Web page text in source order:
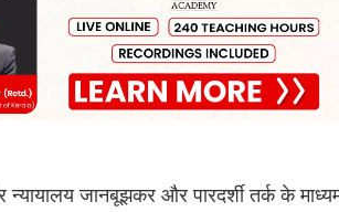
जानबूझकर और पारदर्शी तर्क के